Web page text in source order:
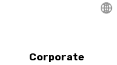
Corporate